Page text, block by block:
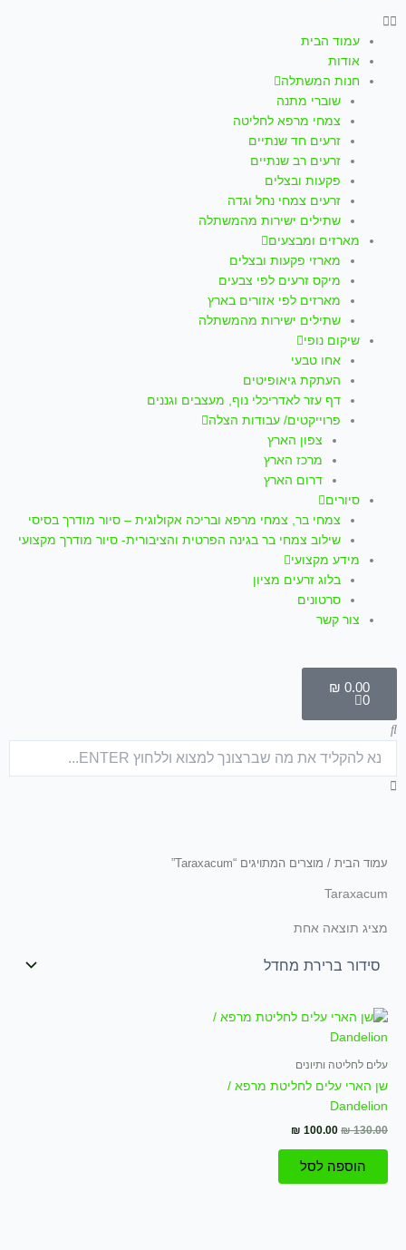
עמוד הבית
אודות
חנות המשתלה
שוברי מתנה
צמחי מרפא לחליטה
זרעים חד שנתיים
זרעים רב שנתיים
פקעות ובצלים
זרעים צמחי נחל וגדה
שתילים ישירות מהמשתלה
מארזים ומבצעים
מארזי פקעות ובצלים
מיקס זרעים לפי צבעים
מארזים לפי אזורים בארץ
שתילים ישירות מהמשתלה
שיקום נופי
אחו טבעי
העתקת גיאופיטים
דף עזר לאדריכלי נוף, מעצבים וגננים
פרוייקטים/ עבודות הצלה
צפון הארץ
מרכז הארץ
דרום הארץ
סיורים
צמחי בר, צמחי מרפא ובריכה אקולוגית – סיור מודרך בסיסי
שילוב צמחי בר בגינה הפרטית והציבורית- סיור מודרך מקצועי
מידע מקצועי
בלוג זרעים מציון
סרטונים
צור קשר
₪ 0.00
0
עגלת
קניות
חיפוש
עמוד הבית / מוצרים המתויגים “Taraxacum”
Taraxacum
מציג תוצאה אחת
עלים לחליטה ותיונים
שן הארי עלים לחליטת מרפא /
Dandelion
₪130.00
המחיר
היה:
₪ 100.00
המחיר
הוספה לסל